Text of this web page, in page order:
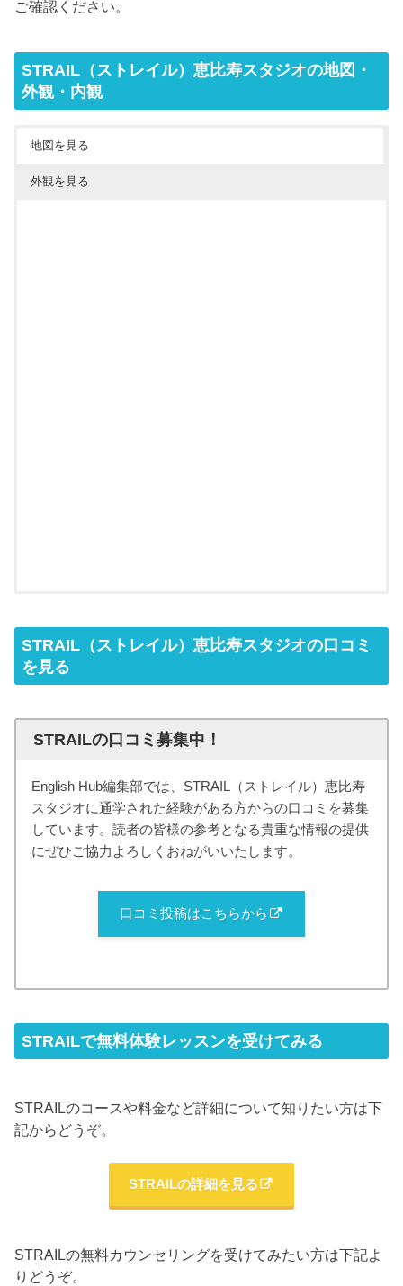
ご確認ください。
STRAIL（ストレイル）恵比寿スタジオの地図・
外観・内観
地図を見る
外観を見る
STRAIL（ストレイル）恵比寿スタジオの口コミ
を見る
STRAILの口コミ募集中！
English Hub編集部では、STRAIL（ストレイル）恵比寿
スタジオに通学された経験がある方からの口コミを募集
しています。読者の皆様の参考となる貴重な情報の提供
にぜひご協力よろしくおねがいいたします。
口コミ投稿はこちらから
STRAILで無料体験レッスンを受けてみる
STRAILのコースや料金など詳細について知りたい方は下
記からどうぞ。
STRAILの詳細を見る
STRAILの無料カウンセリングを受けてみたい方は下記よ
りどうぞ。